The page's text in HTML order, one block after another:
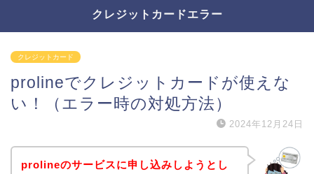
クレジットカードエラー
クレジットカード
prolineでクレジットカードが使えな
い！（エラー時の対処方法）
2024年12月24日
prolineのサービスに申し込みしようとし